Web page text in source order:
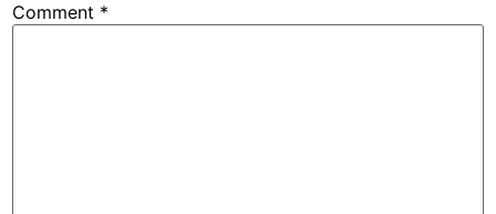
Comment *